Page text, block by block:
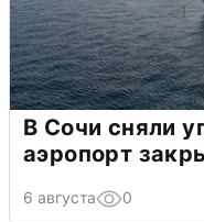
В Сочи сняли
аэропорт
6 августа 0